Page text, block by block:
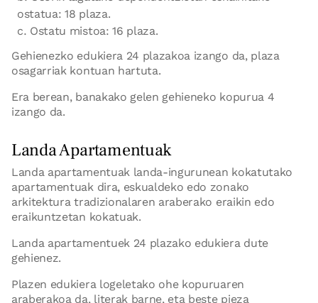
ostatua: 18 plaza.
Ostatu mistoa: 16 plaza.
Gehienezko edukiera 24 plazakoa izango da, plaza
osagarriak kontuan hartuta.
Era berean, banakako gelen gehieneko kopurua 4
izango da.
Landa Apartamentuak
Landa apartamentuak landa-ingurunean kokatutako
apartamentuak dira, eskualdeko edo zonako
arkitektura tradizionalaren araberako eraikin edo
eraikuntzetan kokatuak.
Landa apartamentuek 24 plazako edukiera dute
gehienez.
Plazen edukiera logeletako ohe kopuruaren
araberakoa da, literak barne, eta beste pieza